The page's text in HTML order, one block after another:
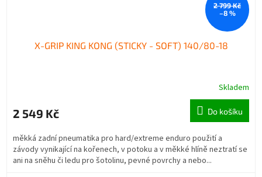
2 799 Kč
–8 %
X-GRIP KING KONG (STICKY - SOFT) 140/80-18
Skladem
2 549 Kč Do košíku
měkká zadní pneumatika pro hard/extreme enduro použití a
závody vynikající na kořenech, v potoku a v měkké hlíně neztratí se
ani na sněhu či ledu pro šotolinu, pevné povrchy a nebo...